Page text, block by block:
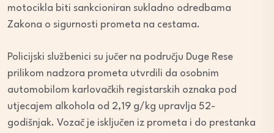
motocikla biti sankcioniran sukladno odredbama
Zakona o sigurnosti prometa na cestama.
Policijski službenici su jučer na području Duge Rese
prilikom nadzora prometa utvrdili da osobnim
automobilom karlovačkih registarskih oznaka pod
utjecajem alkohola od 2,19 g/kg upravlja 52-
godišnjak. Vozač je isključen iz prometa i do prestanka